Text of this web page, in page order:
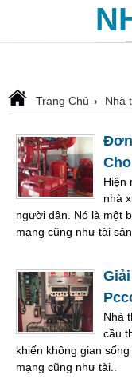
Trang Chủ Nhà
Hiện
nhà
người dân. Nó là một
mạng cũng như tài sản
Nhà
cầu
khiến không gian
mạng cũng như tài..